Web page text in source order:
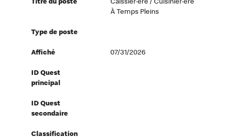
Titre du poste
Caissier·ère / Cuisinier·ère
À Temps Pleins
Type de poste
Affiché 07/31/2026
ID Quest
principal
ID Quest
secondaire
Classification